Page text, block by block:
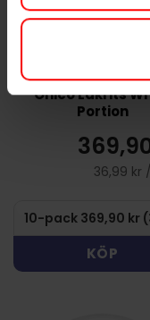
Onico Lakrits
Portion
36,99 kr
KÖP